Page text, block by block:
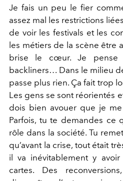
Je fais un peu le fier
assez mal les restrictions
de voir les festivals et les
les métiers de la scène être
brise le cœur. Je pense
backliners… Dans le milieu
passe plus rien. Ça fait trop
Les gens se sont réorientés
dois bien avouer que je
Parfois, tu te demandes ce
rôle dans la société. Tu
qu’avant la crise, tout était
il va inévitablement y
cartes. Des